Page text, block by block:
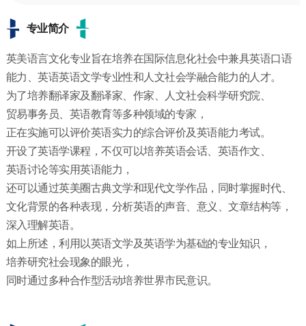
专业简介
英美语言文化专业旨在培养在国际信息化社会中兼具英语口语
能力、英语英语文学专业性和人文社会学融合能力的人才。
为了培养翻译家及翻译家、作家、人文社会科学研究院、
贸易事务员、英语教育等多种领域的专家，
正在实施可以评价英语实力的综合评价及英语能力考试。
开设了英语学课程，不仅可以培养英语会话、英语作文、
英语讨论等实用英语能力，
还可以通过英美圈古典文学和现代文学作品，同时掌握时代、
文化背景的各种表现，分析英语的声音、意义、文章结构等，
深入理解英语。
如上所述，利用以英语文学及英语学为基础的专业知识，
培养研究社会现象的眼光，
同时通过多种合作型活动培养世界市民意识。